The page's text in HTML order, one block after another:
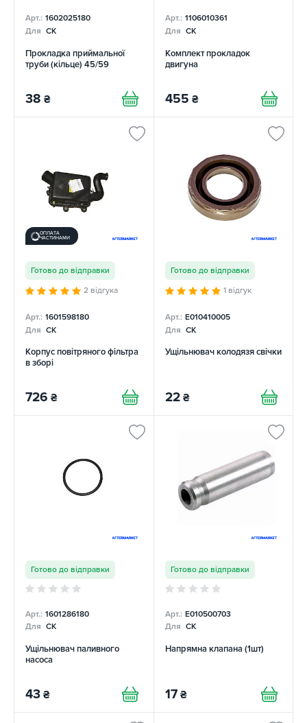
Арт.: 1602025180
Для CK
Прокладка приймальної
труби (кільце) 45/59
38 ₴
Арт.: 1106010361
Для CK
Комплект прокладок
двигуна
455 ₴
ОПЛАТА
ЧАСТИНАМИ
Готово до відправки
2 відгука
Арт.: 1601598180
Для CK
Корпус повітряного фільтра
в зборі
726 ₴
Готово до відправки
1 відгук
Арт.: E010410005
Для CK
Ущільнювач колодязя свічки
22 ₴
Готово до відправки
Арт.: 1601286180
Для CK
Ущільнювач паливного
насоса
43 ₴
Готово до відправки
Арт.: E010500703
Для CK
Напрямна клапана (1шт)
17 ₴